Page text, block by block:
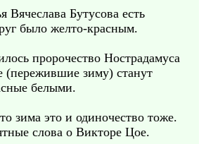
Вячеслава Бутусова есть
было желто-красным.
пророчество Нострадамуса
(пережившие зиму) станут
белыми.
зима это и одиночество тоже.
слова о Викторе Цое.